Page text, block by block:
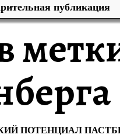
публикация
ПОТЕНЦИАЛ